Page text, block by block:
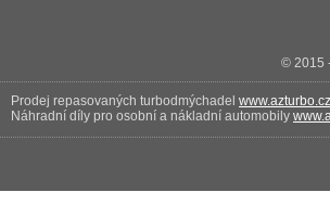
© 2015
Prodej repasovaných turbodmýchadel www.azturbo.cz
Náhradní díly pro osobní a nákladní automobily